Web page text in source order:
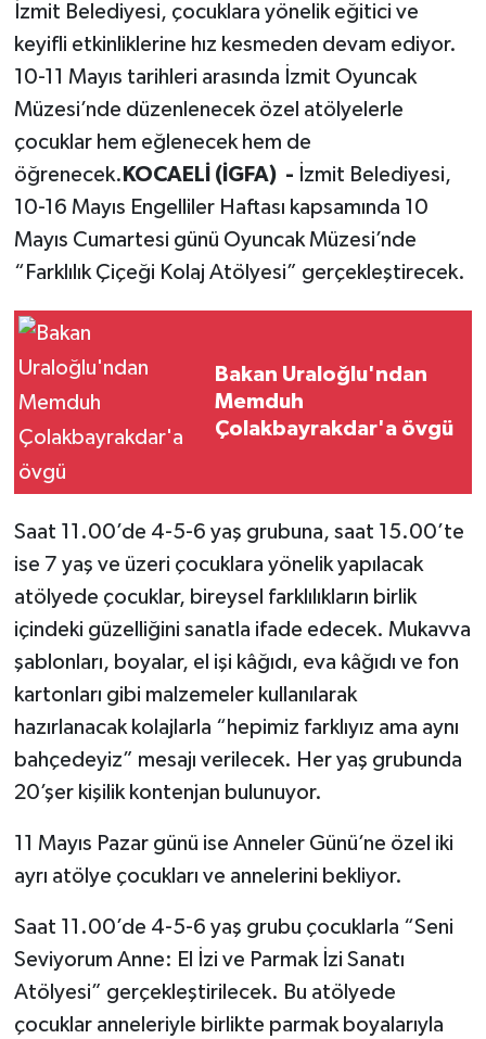
İzmit Belediyesi, çocuklara yönelik eğitici ve
keyifli etkinliklerine hız kesmeden devam ediyor.
10-11 Mayıs tarihleri arasında İzmit Oyuncak
Müzesi’nde düzenlenecek özel atölyelerle
çocuklar hem eğlenecek hem de
öğrenecek. KOCAELİ (İGFA) - İzmit Belediyesi,
10-16 Mayıs Engelliler Haftası kapsamında 10
Mayıs Cumartesi günü Oyuncak Müzesi’nde
“Farklılık Çiçeği Kolaj Atölyesi” gerçekleştirecek.
Bakan Uraloğlu'ndan
Memduh
Çolakbayrakdar'a övgü
Saat 11.00’de 4-5-6 yaş grubuna, saat 15.00’te
ise 7 yaş ve üzeri çocuklara yönelik yapılacak
atölyede çocuklar, bireysel farklılıkların birlik
içindeki güzelliğini sanatla ifade edecek. Mukavva
şablonları, boyalar, el işi kâğıdı, eva kâğıdı ve fon
kartonları gibi malzemeler kullanılarak
hazırlanacak kolajlarla “hepimiz farklıyız ama aynı
bahçedeyiz” mesajı verilecek. Her yaş grubunda
20’şer kişilik kontenjan bulunuyor.
11 Mayıs Pazar günü ise Anneler Günü’ne özel iki
ayrı atölye çocukları ve annelerini bekliyor.
Saat 11.00’de 4-5-6 yaş grubu çocuklarla “Seni
Seviyorum Anne: El İzi ve Parmak İzi Sanatı
Atölyesi” gerçekleştirilecek. Bu atölyede
çocuklar anneleriyle birlikte parmak boyalarıyla